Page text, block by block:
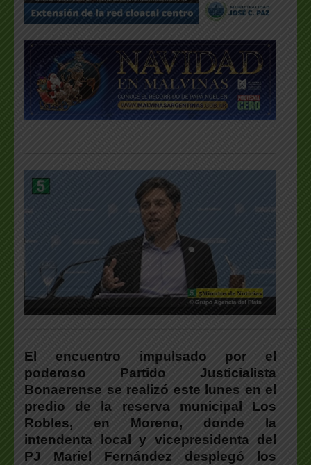
El encuentro impulsado por el
poderoso Partido Justicialista
Bonaerense se realizó este lunes en el
predio de la reserva municipal Los
Robles, en Moreno, donde la
intendenta local y vicepresidenta del
PJ Mariel Fernández desplegó los